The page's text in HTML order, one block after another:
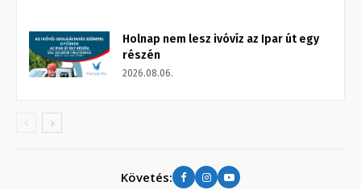
Holnap nem lesz ivóvíz az Ipar út egy
részén
2026.08.06.
Követés: